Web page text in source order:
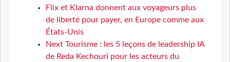
Flix et Klarna donnent aux voyageurs plus
de liberté pour payer, en Europe comme aux
États-Unis
Next Tourisme : les 5 leçons de leadership IA
de Reda Kechouri pour les acteurs du